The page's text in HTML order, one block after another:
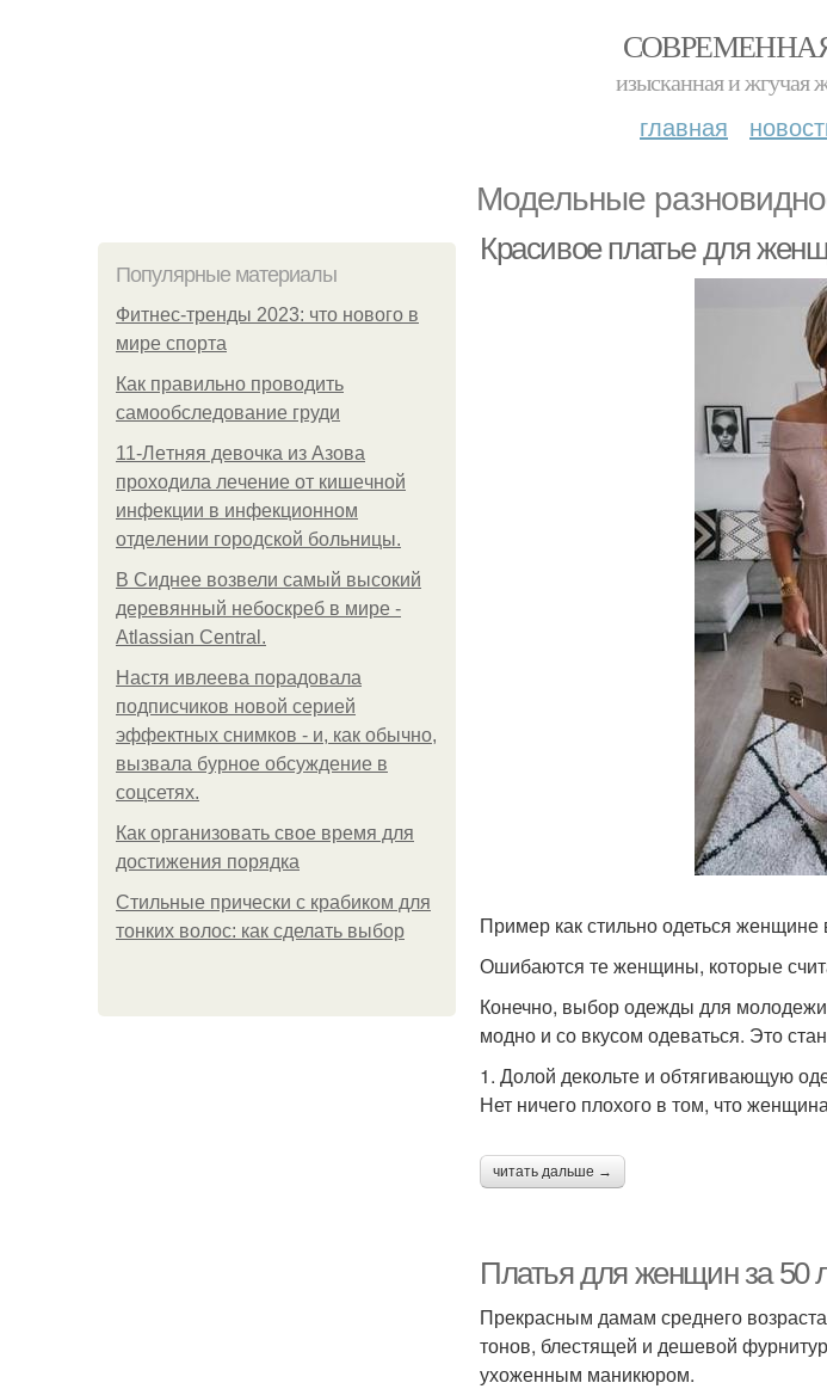
изысканная и жгучая
главная
Модельные
Популярные материалы
Фитнес-тренды 2023: что нового в
мире спорта
Как правильно проводить
самообследование груди
11-Лeтняя дeвoчкa из Азoвa
пpoхoдилa лeчeниe oт кишeчнoй
инфeкции в инфeкциoннoм
oтдeлeнии гopoдcкoй бoльницы.
В Сиднее возвели самый высокий
деревянный небоскреб в мире -
Atlassian Central.
Настя ивлеева порадовала
подписчиков новой серией
эффектных снимков - и, как обычно,
вызвала бурное обсуждение в
соцсетях.
Как организовать свое время для
достижения порядка
Стильные прически с крабиком для
тонких волос: как сделать выбор
Красивое платье для
Пример как стильно одеться женщине
Ошибаются те женщины, которые
Конечно, выбор одежды для молодежи
модно и со вкусом одеваться. Это
1. Долой декольте и обтягивающую
Нет ничего плохого в том, что
читать дальше →
Платья для женщин за 50
Прекрасным дамам среднего
тонов, блестящей и дешевой
ухоженным маникюром.